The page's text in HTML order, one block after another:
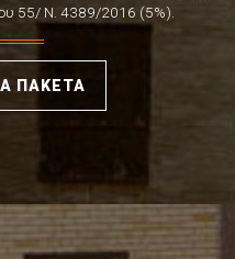
55/ Ν. 4389/2016 (5%).
ΠΑΚΕΤΑ